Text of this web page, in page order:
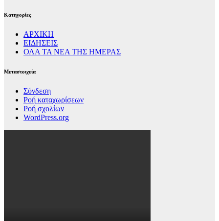
Kατηγορίες
ΑΡΧΙΚΗ
ΕΙΔΗΣΕΙΣ
ΟΛΑ ΤΑ ΝΕΑ ΤΗΣ ΗΜΕΡΑΣ
Μεταστοιχεία
Σύνδεση
Ροή καταχωρίσεων
Ροή σχολίων
WordPress.org